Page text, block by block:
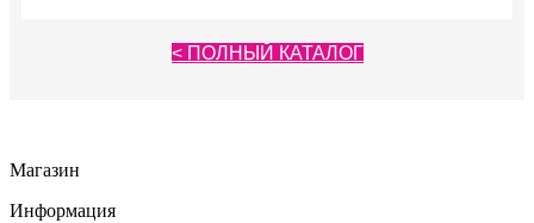
товара.
< ПОЛНЫЙ КАТАЛОГ
Магазин
Информация